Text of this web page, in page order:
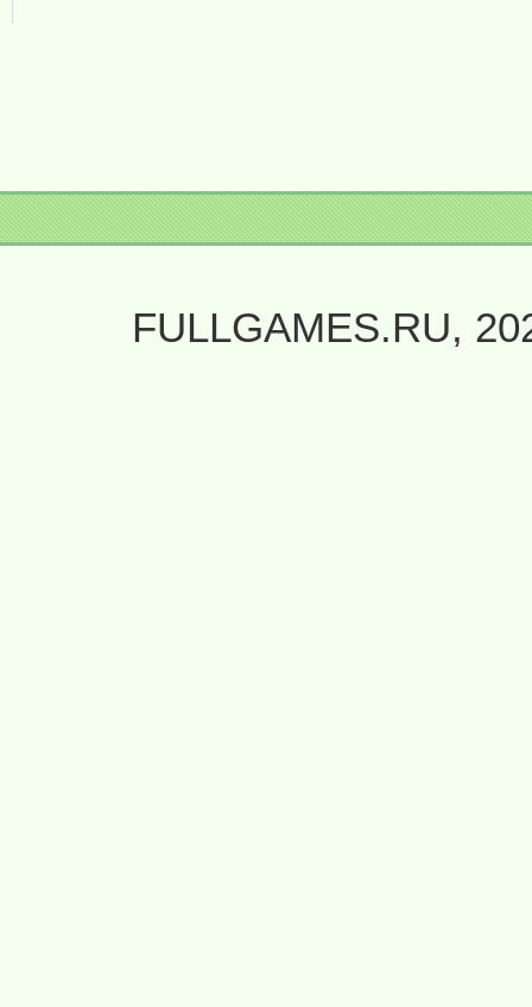
FULLGAMES.RU,